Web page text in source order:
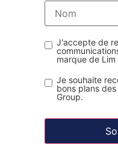
J'accepte de
marque de Lim
Je souhaite
bons plans
Group.